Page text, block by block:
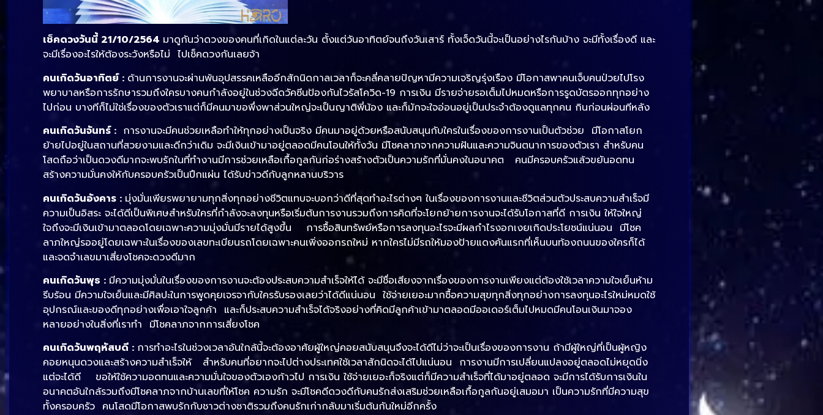
เช็คดวงวันนี้ 21/10/2564 มาดูกันว่าดวงของคนที่เกิดในแต่ละวัน ตั้งแต่วันอาทิตย์จนถึงวันเสาร์ ทั้งเจ็ดวันนี้จะเป็นอย่างไรกันบ้าง จะมีทั้งเรื่องดี และ
จะมีเรื่องอะไรให้ต้องระวังหรือไม่ ไปเช็คดวงกันเลยจ้า
คนเกิดวันอาทิตย์ : ด้านการงานจะผ่านพ้นอุปสรรคเหลืออีกสักนิดกาลเวลาก็จะคลี่คลายปัญหามีความเจริญรุ่งเรือง มีโอกาสพาคนเจ็บคนป่วยไปโรง
พยาบาลหรือการรักษารวมถึงใครบางคนกำลังอยู่ในช่วงฉีดวัคซีนป้องกันไวรัสโควิด-19 การเงิน มีรายจ่ายรอเต็มไปหมดหรือการรูดบัตรออกทุกอย่าง
ไปก่อน บางทีก็ไม่ใช่เรื่องของตัวเราแต่ก็มีคนมาขอพึ่งพาส่วนใหญ่จะเป็นญาติพี่น้อง และก็มักจะใจอ่อนอยู่เป็นประจำต้องดูแลทุกคน กินก่อนผ่อนทีหลัง
คนเกิดวันจันทร์ : การงานจะมีคนช่วยเหลือทำให้ทุกอย่างเป็นจริง มีคนมาอยู่ด้วยหรือสนับสนุนกับใครในเรื่องของการงานเป็นตัวช่วย มีโอกาสโยก
ย้ายไปอยู่ในสถานที่สวยงามและดีกว่าเดิม จะมีเงินเข้ามาอยู่ตลอดมีคนโอนให้ทั้งวัน มีโชคลาภจากความฝันและความจินตนาการของตัวเรา สำหรับคน
โสดถือว่าเป็นดวงดีมากจะพบรักในที่ทำงานมีการช่วยเหลือเกื้อกูลกันก่อร่างสร้างตัวเป็นความรักที่มั่นคงในอนาคต คนมีครอบครัวแล้วขยันอดทน
สร้างความมั่นคงให้กับครอบครัวเป็นปึกแผ่น ได้รับข่าวดีกับลูกหลานบริวาร
คนเกิดวันอังคาร : มุ่งมั่นเพียรพยายามทุกสิ่งทุกอย่างชีวิตแทบจะบอกว่าดีที่สุดทำอะไรต่างๆ ในเรื่องของการงานและชีวิตส่วนตัวประสบความสำเร็จมี
ความเป็นอิสระ จะได้ดีเป็นพิเศษสำหรับใครที่กำลังจะลงทุนหรือเริ่มต้นการงานรวมถึงการคิดที่จะโยกย้ายการงานจะได้รับโอกาสที่ดี การเงิน ให้ใจใหญ่
ใจถึงจะมีเงินเข้ามาตลอดโดยเฉพาะความมุ่งมั่นมีรายได้สูงขึ้น การซื้อสินทรัพย์หรือการลงทุนอะไรจะมีผลกำไรงอกเงยเกิดประโยชน์แน่นอน มีโชค
ลาภใหญ่รออยู่โดยเฉพาะในเรื่องของเลขทะเบียนรถโดยเฉพาะคนเพิ่งออกรถใหม่ หากใครไม่มีรถให้มองป้ายแดงคันแรกที่เห็นบนท้องถนนของใครก็ได้
และจดจำเลขมาเสี่ยงโชคจะดวงดีมาก
คนเกิดวันพุธ : มีความมุ่งมั่นในเรื่องของการงานจะต้องประสบความสำเร็จให้ได้ จะมีชื่อเสียงจากเรื่องของการงานเพียงแต่ต้องใช้เวลาความใจเย็นห้าม
รีบร้อน มีความใจเย็นและมีศิลปะในการพูดคุยเจรจากับใครรับรองเลยว่าได้ดีแน่นอน ใช้จ่ายเยอะมากซื้อความสุขทุกสิ่งทุกอย่างการลงทุนอะไรใหม่หมดใช้
อุปกรณ์และของดีทุกอย่างเพื่อเอาใจลูกค้า และก็ประสบความสำเร็จได้จริงอย่างที่คิดมีลูกค้าเข้ามาตลอดมีออเดอร์เต็มไปหมดมีคนโอนเงินมาจอง
หลายอย่างในสิ่งที่เราทำ มีโชคลาภจากการเสี่ยงโชค
คนเกิดวันพฤหัสบดี : การทำอะไรในช่วงเวลาอันใกล้นี้จะต้องอาศัยผู้ใหญ่คอยสนับสนุนจึงจะได้ดีไม่ว่าจะเป็นเรื่องของการงาน ถ้ามีผู้ใหญ่ที่เป็นผู้หญิง
คอยหนุนดวงและสร้างความสำเร็จให้ สำหรับคนที่อยากจะไปต่างประเทศใช้เวลาสักนิดจะได้ไปแน่นอน การงานมีการเปลี่ยนแปลงอยู่ตลอดไม่หยุดนิ่ง
แต่จะได้ดี ขอให้ใช้ความอดทนและความมั่นใจของตัวเองก้าวไป การเงิน ใช้จ่ายเยอะก็จริงแต่ก็มีความสำเร็จที่ได้มาอยู่ตลอด จะมีการได้รับการเงินใน
อนาคตอันใกล้รวมถึงมีโชคลาภจากบ้านเลขที่ให้โชค ความรัก จะมีโชคดีดวงดีกับคนรักส่งเสริมช่วยเหลือเกื้อกูลกันอยู่เสมอมา เป็นความรักที่มีความสุข
ทั้งครอบครัว คนโสดมีโอกาสพบรักกับชาวต่างชาติรวมถึงคนรักเก่ากลับมาเริ่มต้นกันใหม่อีกครั้ง